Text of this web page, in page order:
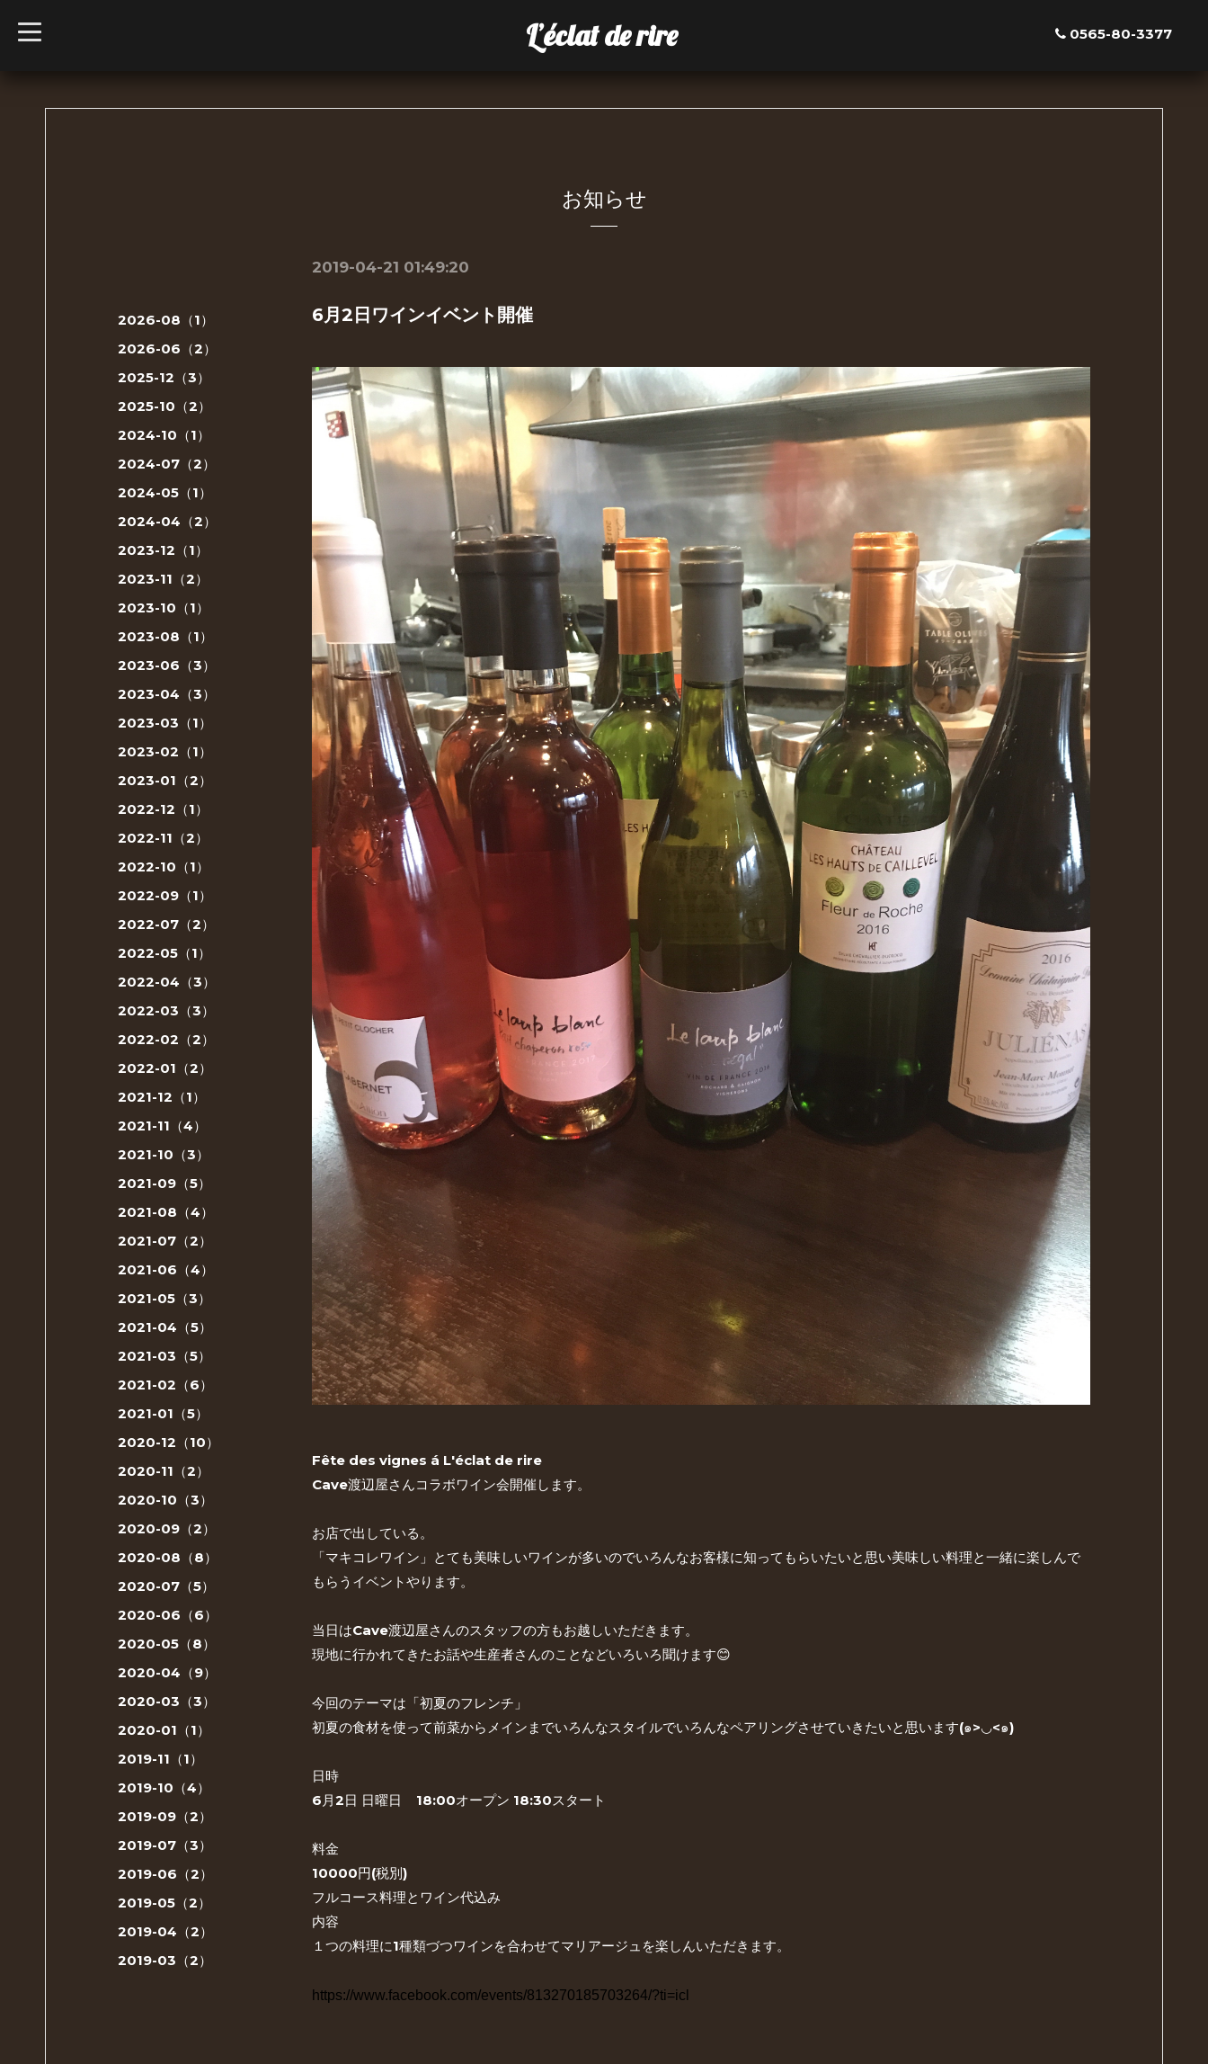
L’éclat de rire
t
o
0565-80-3377
お知らせ
2019-04-21 01:49:20
6月2日ワインイベント開催
Fête des vignes á L'éclat de rire
Cave渡辺屋さんコラボワイン会開催します。
お店で出している。
「マキコレワイン」とても美味しいワインが多いのでいろんなお客様に知ってもらいたいと思い美味しい料理と一緒に楽しんで
もらうイベントやります。
当日はCave渡辺屋さんのスタッフの方もお越しいただきます。
現地に行かれてきたお話や生産者さんのことなどいろいろ聞けます😊
今回のテーマは「初夏のフレンチ」
初夏の食材を使って前菜からメインまでいろんなスタイルでいろんなペアリングさせていきたいと思います(๑>◡<๑)
日時
6月2日 日曜日 18:00オープン 18:30スタート
料金
10000円(税別)
フルコース料理とワイン代込み
内容
１つの料理に1種類づつワインを合わせてマリアージュを楽しんいただきます。
https://www.facebook.com/events/813270185703264/?ti=icl
2026-08（1）
2026-06（2）
2025-12（3）
2025-10（2）
2024-10（1）
2024-07（2）
2024-05（1）
2024-04（2）
2023-12（1）
2023-11（2）
2023-10（1）
2023-08（1）
2023-06（3）
2023-04（3）
2023-03（1）
2023-02（1）
2023-01（2）
2022-12（1）
2022-11（2）
2022-10（1）
2022-09（1）
2022-07（2）
2022-05（1）
2022-04（3）
2022-03（3）
2022-02（2）
2022-01（2）
2021-12（1）
2021-11（4）
2021-10（3）
2021-09（5）
2021-08（4）
2021-07（2）
2021-06（4）
2021-05（3）
2021-04（5）
2021-03（5）
2021-02（6）
2021-01（5）
2020-12（10）
2020-11（2）
2020-10（3）
2020-09（2）
2020-08（8）
2020-07（5）
2020-06（6）
2020-05（8）
2020-04（9）
2020-03（3）
2020-01（1）
2019-11（1）
2019-10（4）
2019-09（2）
2019-07（3）
2019-06（2）
2019-05（2）
2019-04（2）
2019-03（2）